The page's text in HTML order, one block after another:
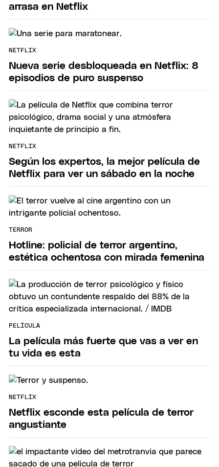
arrasa en Netflix
NETFLIX
Nueva serie desbloqueada en Netflix: 8
episodios de puro suspenso
NETFLIX
Según los expertos, la mejor película de
Netflix para ver un sábado en la noche
TERROR
Hotline: policial de terror argentino,
estética ochentosa con mirada femenina
PELÍCULA
La película más fuerte que vas a ver en
tu vida es esta
NETFLIX
Netflix esconde esta película de terror
angustiante